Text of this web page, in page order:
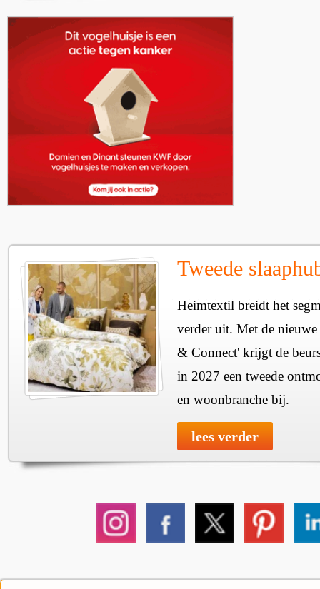
Tweede
Heimtextil breidt het
verder uit. Met de
& Connect' krijgt de
in 2027 een tweede
en woonbranche bij.
lees verder